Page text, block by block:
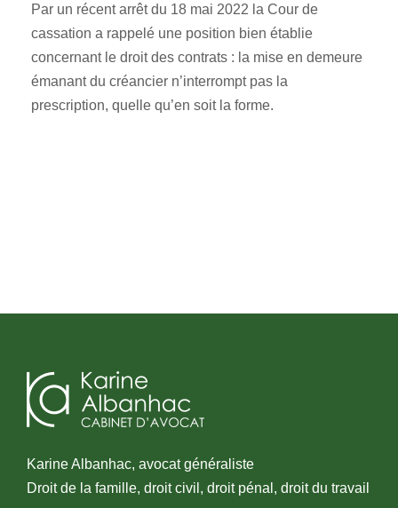
Par un récent arrêt du 18 mai 2022 la Cour de
cassation a rappelé une position bien établie
concernant le droit des contrats : la mise en demeure
émanant du créancier n’interrompt pas la
prescription, quelle qu’en soit la forme.
Karine Albanhac, avocat généraliste
Droit de la famille, droit civil, droit pénal, droit du travail